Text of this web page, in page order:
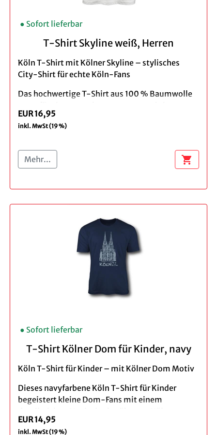
Rundhalsausschnitt
Farbe: schwarz
Design: Skyline
Material: 100% Baumwolle
Pflegehinweis: Maschinenwäsche bei 30°C
● Sofort lieferbar
T-Shirt Skyline weiß, Herren
Köln T-Shirt mit Kölner Skyline – stylisches
City-Shirt für echte Köln-Fans
Das hochwertige T-Shirt aus 100 % Baumwolle
Tragegefühl im Alltag, beim Stadtbummel oder
im Stadion.
Der detailreiche Skyline-Print mit Kölner Dom
macht dieses Köln Skyline T-Shirt zu einem
echten Hingucker und beliebten Souvenir aus
Dank bequemer Passform ist das Baumwoll T-
kombinierbar und ideal als Freizeit- und Fan-
Perfekt als Geschenk für Köln-Fans, Karneval,
Urlaubserinnerung oder als modernes Köln
Souvenir mit Skyline-Motiv.
Rundhalsausschnitt
Farbe: weiß
Design: Skyline
Material: 100% Baumwolle
EUR 16,95
inkl. MwSt (19 %)
Mehr... shopping_cart
● Sofort lieferbar
T-Shirt Kölner Dom für Kinder, navy
Köln T-Shirt für Kinder – mit Kölner Dom Motiv
Dieses navyfarbene Köln T-Shirt für Kinder
begeistert kleine Dom-Fans mit einem
Doms.
EUR 14,95
inkl. MwSt (19 %)